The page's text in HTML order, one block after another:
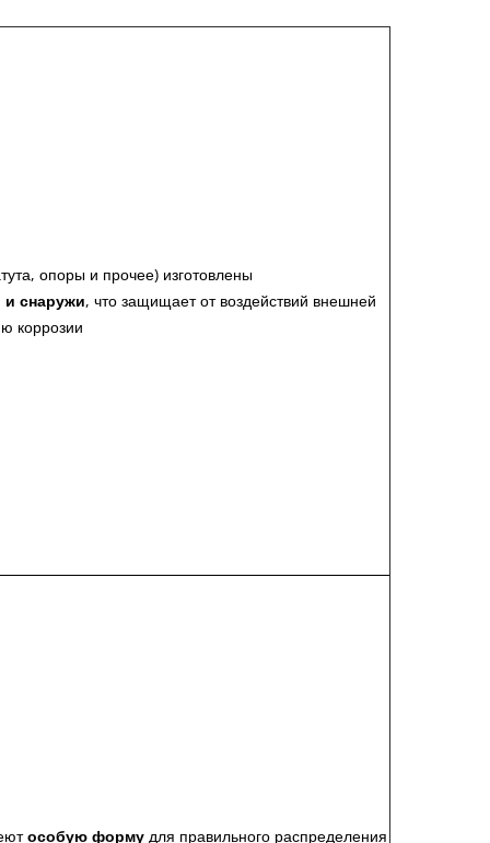
опоры и прочее) изготовлены
и снаружи, что защищает от воздействий внешней
коррозии
особую форму для правильного распределения